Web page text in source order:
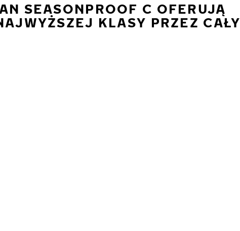
SEASONPROOF C OFERUJĄ
KLASY PRZEZ CAŁY